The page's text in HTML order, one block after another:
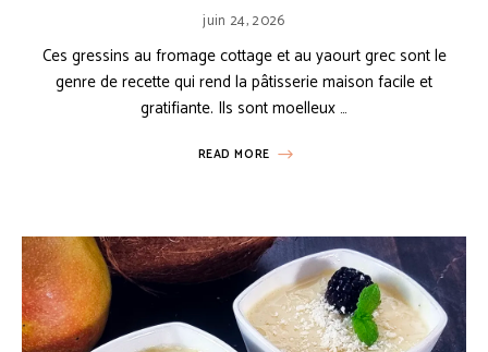
juin 24, 2026
Ces gressins au fromage cottage et au yaourt grec sont le
genre de recette qui rend la pâtisserie maison facile et
gratifiante. Ils sont moelleux …
READ MORE